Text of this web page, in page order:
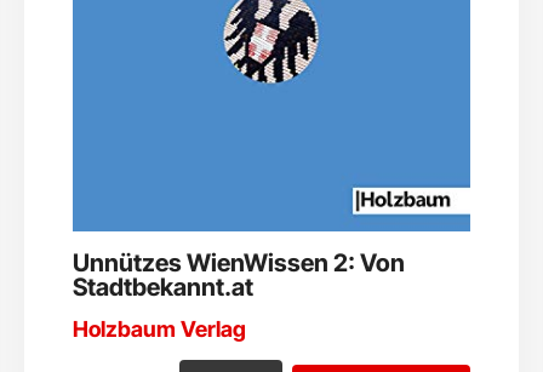
Unnützes WienWissen 2: Von
Stadtbekannt.at
Holzbaum Verlag